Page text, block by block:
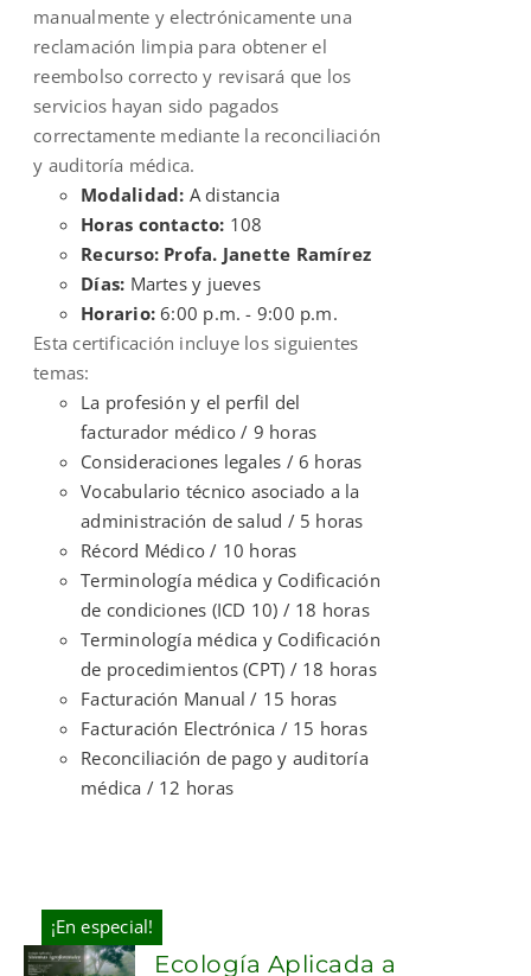
manualmente y electrónicamente una
reclamación limpia para obtener el
reembolso correcto y revisará que los
servicios hayan sido pagados
correctamente mediante la reconciliación
y auditoría médica.
Modalidad: A distancia
Horas contacto: 108
Recurso: Profa. Janette Ramírez
Días: Martes y jueves
Horario:6:00 p.m. - 9:00 p.m.
Esta certificación incluye los siguientes
temas:
La profesión y el perfil del
facturador médico / 9 horas
Consideraciones legales / 6 horas
Vocabulario técnico asociado a la
administración de salud / 5 horas
Récord Médico / 10 horas
Terminología médica y Codificación
de condiciones (ICD 10) / 18 horas
Terminología médica y Codificación
de procedimientos (CPT) / 18 horas
Facturación Manual / 15 horas
Facturación Electrónica / 15 horas
Reconciliación de pago y auditoría
médica / 12 horas
¡En especial!
ADD TO
Ecología Aplicada a